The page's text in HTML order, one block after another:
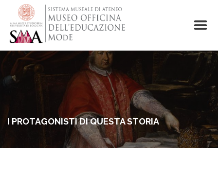
main
content
I PROTAGONISTI DI QUESTA STORIA